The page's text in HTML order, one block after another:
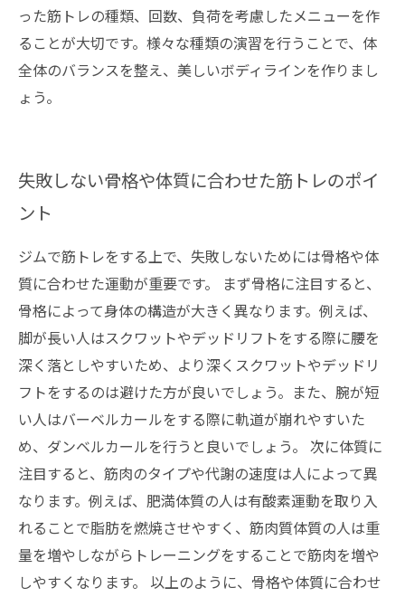
った筋トレの種類、回数、負荷を考慮したメニューを作
ることが大切です。様々な種類の演習を行うことで、体
全体のバランスを整え、美しいボディラインを作りまし
ょう。
失敗しない骨格や体質に合わせた筋トレのポイ
ント
ジムで筋トレをする上で、失敗しないためには骨格や体
質に合わせた運動が重要です。 まず骨格に注目すると、
骨格によって身体の構造が大きく異なります。例えば、
脚が長い人はスクワットやデッドリフトをする際に腰を
深く落としやすいため、より深くスクワットやデッドリ
フトをするのは避けた方が良いでしょう。また、腕が短
い人はバーベルカールをする際に軌道が崩れやすいた
め、ダンベルカールを行うと良いでしょう。 次に体質に
注目すると、筋肉のタイプや代謝の速度は人によって異
なります。例えば、肥満体質の人は有酸素運動を取り入
れることで脂肪を燃焼させやすく、筋肉質体質の人は重
量を増やしながらトレーニングをすることで筋肉を増や
しやすくなります。 以上のように、骨格や体質に合わせ